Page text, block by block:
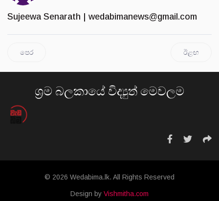
Sujeewa Senarath | wedabimanews@gmail.com
පෙර ඊළඟ
ශ්‍රම බලකායේ විද්‍යුත් මෙවලම
© 2026 Wedabima.lk. All Rights Reserved
Design by Vishmitha.com